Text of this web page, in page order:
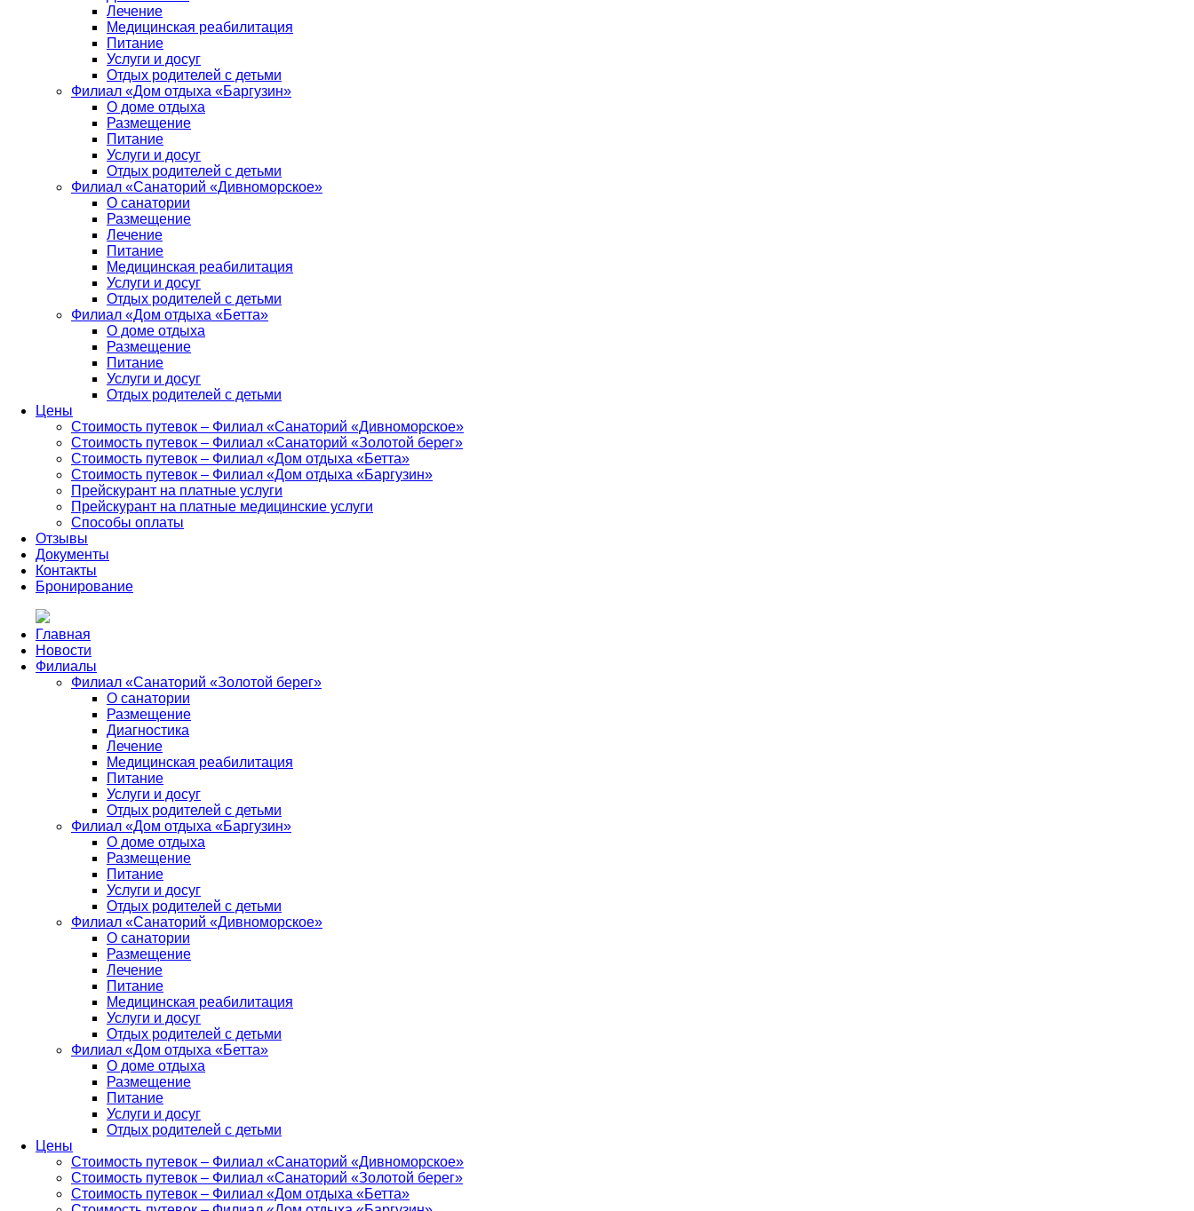
Лечение
Медицинская реабилитация
Питание
Услуги и досуг
Отдых родителей с детьми
Филиал «Дом отдыха «Баргузин»
О доме отдыха
Размещение
Питание
Услуги и досуг
Отдых родителей с детьми
Филиал «Санаторий «Дивноморское»
О санатории
Размещение
Лечение
Питание
Медицинская реабилитация
Услуги и досуг
Отдых родителей с детьми
Филиал «Дом отдыха «Бетта»
О доме отдыха
Размещение
Питание
Услуги и досуг
Отдых родителей с детьми
Цены
Стоимость путевок – Филиал «Санаторий «Дивноморское»
Стоимость путевок – Филиал «Санаторий «Золотой берег»
Стоимость путевок – Филиал «Дом отдыха «Бетта»
Стоимость путевок – Филиал «Дом отдыха «Баргузин»
Прейскурант на платные услуги
Прейскурант на платные медицинские услуги
Способы оплаты
Отзывы
Документы
Контакты
Бронирование
Главная
Новости
Филиалы
Филиал «Санаторий «Золотой берег»
О санатории
Размещение
Диагностика
Лечение
Медицинская реабилитация
Питание
Услуги и досуг
Отдых родителей с детьми
Филиал «Дом отдыха «Баргузин»
О доме отдыха
Размещение
Питание
Услуги и досуг
Отдых родителей с детьми
Филиал «Санаторий «Дивноморское»
О санатории
Размещение
Лечение
Питание
Медицинская реабилитация
Услуги и досуг
Отдых родителей с детьми
Филиал «Дом отдыха «Бетта»
О доме отдыха
Размещение
Питание
Услуги и досуг
Отдых родителей с детьми
Цены
Стоимость путевок – Филиал «Санаторий «Дивноморское»
Стоимость путевок – Филиал «Санаторий «Золотой берег»
Стоимость путевок – Филиал «Дом отдыха «Бетта»